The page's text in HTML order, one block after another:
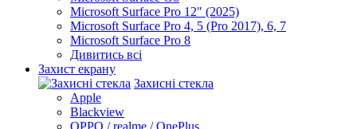
Microsoft Surface Pro 12" (2025)
Microsoft Surface Pro 4, 5 (Pro 2017), 6, 7
Microsoft Surface Pro 8
Дивитись всі
Захист екрану
Захисні стекла
Apple
Blackview
OPPO / realme / OnePlus